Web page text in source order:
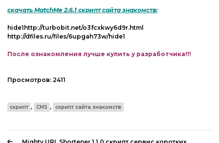
скачать MatchMe 2.6.1 скрипт сайта знакомств:
hide1http://turbobit.net/o3fcxkwy6d9r.html
http://dfiles.ru/files/6upgah73w/hide1
После ознакомления лучше купить у разработчика!!!
Просмотров: 2411
скрипт , CMS , скрипт сайта знакомств